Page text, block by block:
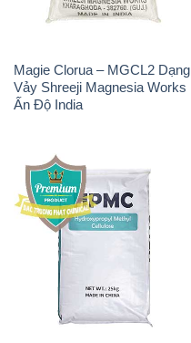
Magie Clorua – MGCL2 Dạng
Vảy Shreeji Magnesia Works
Ấn Độ India